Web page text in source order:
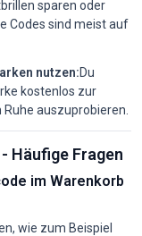
sparen oder
Codes sind meist auf
nutzen:Du
kostenlos zur
auszuprobieren.
Häufige Fragen
im Warenkorb
wie zum Beispiel